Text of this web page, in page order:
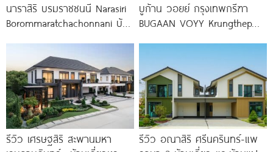
นาราสิริ บรมราชชนนี Narasiri
Borommaratchachonnani บ้าน
ราชชนนี เพียง 100 ม.* จาก
บูก้าน วอยย์ กรุงเทพกรีฑา
BUGAAN VOYY Krungthep
นาที*
รีวิว เศรษฐสิริ สะพานมหา
รีวิว อณาสิริ ศรีนครินทร์-แพ